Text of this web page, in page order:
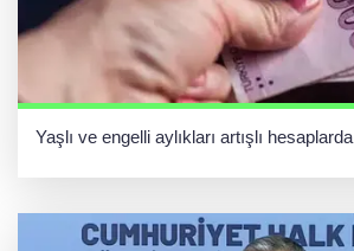
Yaşlı ve engelli aylıkları artışlı hesaplarda